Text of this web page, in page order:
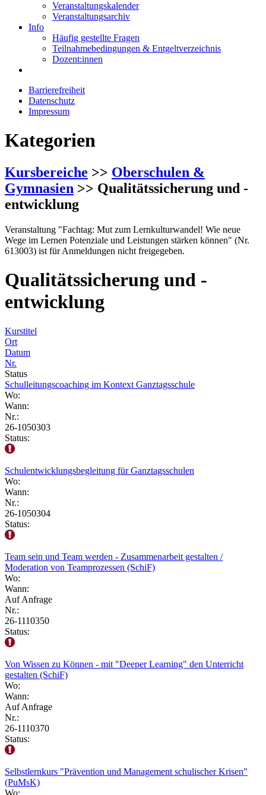
Veranstaltungskalender
Veranstaltungsarchiv
Info
Häufig gestellte Fragen
Teilnahmebedingungen & Entgeltverzeichnis
Dozent:innen
Barrierefreiheit
Datenschutz
Impressum
Kategorien
Kursbereiche >> Oberschulen &
Gymnasien >> Qualitätssicherung und -
entwicklung
Veranstaltung "Fachtag: Mut zum Lernkulturwandel! Wie neue
Wege im Lernen Potenziale und Leistungen stärken können" (Nr.
613003) ist für Anmeldungen nicht freigegeben.
Qualitätssicherung und -
entwicklung
Kurstitel
Ort
Datum
Nr.
Status
Schulleitungscoaching im Kontext Ganztagsschule
Wo:
Wann:
Nr.:
26-1050303
Status:
Schulentwicklungsbegleitung für Ganztagsschulen
Wo:
Wann:
Nr.:
26-1050304
Status:
Team sein und Team werden - Zusammenarbeit gestalten /
Moderation von Teamprozessen (SchiF)
Wo:
Wann:
Auf Anfrage
Nr.:
26-1110350
Status:
Von Wissen zu Können - mit "Deeper Learning" den Unterricht
gestalten (SchiF)
Wo:
Wann:
Auf Anfrage
Nr.:
26-1110370
Status:
Selbstlernkurs "Prävention und Management schulischer Krisen"
(PuMsK)
Wo: